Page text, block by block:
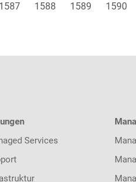
1587 1588 1589 1590
Services